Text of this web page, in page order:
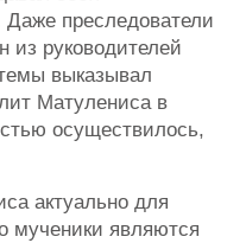
преследователи
из руководителей
выказывал
Матулениса в
осуществилось,
актуально для
мученики являются